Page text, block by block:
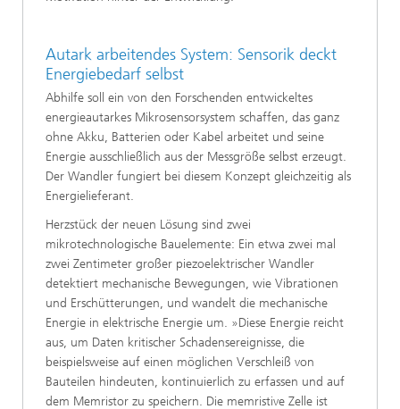
Autark arbeitendes System: Sensorik deckt
Energiebedarf selbst
Abhilfe soll ein von den Forschenden entwickeltes
energieautarkes Mikrosensorsystem schaffen, das ganz
ohne Akku, Batterien oder Kabel arbeitet und seine
Energie ausschließlich aus der Messgröße selbst erzeugt.
Der Wandler fungiert bei diesem Konzept gleichzeitig als
Energielieferant.
Herzstück der neuen Lösung sind zwei
mikrotechnologische Bauelemente: Ein etwa zwei mal
zwei Zentimeter großer piezoelektrischer Wandler
detektiert mechanische Bewegungen, wie Vibrationen
und Erschütterungen, und wandelt die mechanische
Energie in elektrische Energie um. »Diese Energie reicht
aus, um Daten kritischer Schadensereignisse, die
beispielsweise auf einen möglichen Verschleiß von
Bauteilen hindeuten, kontinuierlich zu erfassen und auf
dem Memristor zu speichern. Die memristive Zelle ist